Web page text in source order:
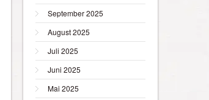
September 2025
August 2025
Juli 2025
Juni 2025
Mai 2025